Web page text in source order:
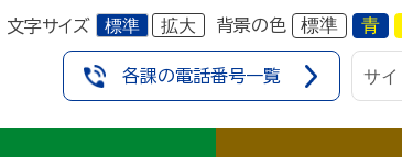
文字サイズ 標準 拡大 背景の色 標準 青
各課の電話番号一覧